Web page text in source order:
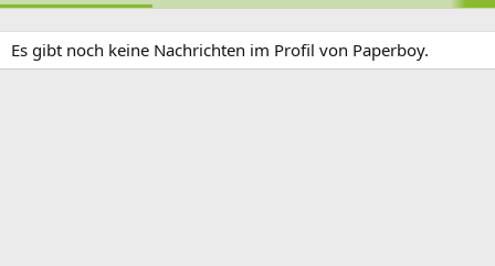
Es gibt noch keine Nachrichten im Profil von Paperboy.